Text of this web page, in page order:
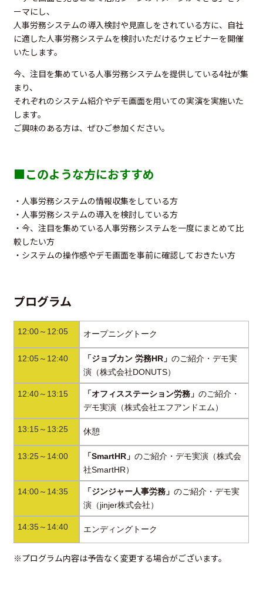
ーマにし、
人事労務システムの導入検討や見直しをされている方に、自社
に適した人事労務システムを検討いただけるウェビナーを開催
いたします。
今、注目を集めている人事労務システムを提供している4社が集
まり、
それぞれのシステム紹介やデモ画面を用いての実演を実施いた
します。
ご興味のある方は、ぜひご参加ください。
■このような方におすすめ
・人事労務システムの情報収集をしている方
・人事労務システムの導入を検討している方
・今、注目を集めている人事労務システムを一度にまとめて比
較したい方
・システムの操作感やデモ画面を事前に確認しておきたい方
プログラム
12:00～12:05 オープニングトーク
12:05～12:40 「ジョブカン 労務HR」 のご紹介・デモ実
演（株式会社DONUTS）
12:40～13:15 「オフィスステーション労務」 のご紹介・
デモ実演（株式会社エフアンドエム）
13:15～13:25 休憩
13:25～14:00 「SmartHR」 のご紹介・デモ実演（株式会
社SmartHR）
14:00～14:35 「ジンジャー人事労務」 のご紹介・デモ実
演（jinjer株式会社）
14:35～14:40 エンディングトーク
※プログラム内容は予告なく変更する場合がございます。